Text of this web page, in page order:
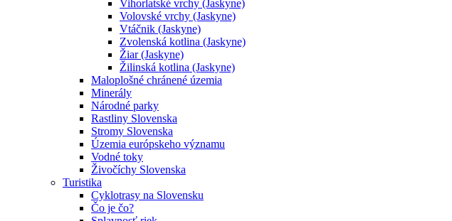
Vihorlatské vrchy (Jaskyne)
Volovské vrchy (Jaskyne)
Vtáčnik (Jaskyne)
Zvolenská kotlina (Jaskyne)
Žiar (Jaskyne)
Žilinská kotlina (Jaskyne)
Maloplošné chránené územia
Minerály
Národné parky
Rastliny Slovenska
Stromy Slovenska
Územia európskeho významu
Vodné toky
Živočíchy Slovenska
Turistika
Cyklotrasy na Slovensku
Čo je čo?